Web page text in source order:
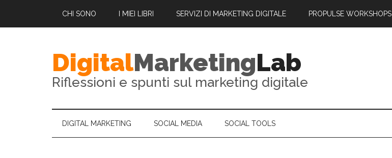
CHI SONO I MIEI LIBRI SERVIZI DI MARKETING DIGITALE PROPULSE WORKSHOPS
DigitalMarketingLab
Riflessioni e spunti sul marketing digitale
DIGITAL MARKETING SOCIAL MEDIA SOCIAL TOOLS